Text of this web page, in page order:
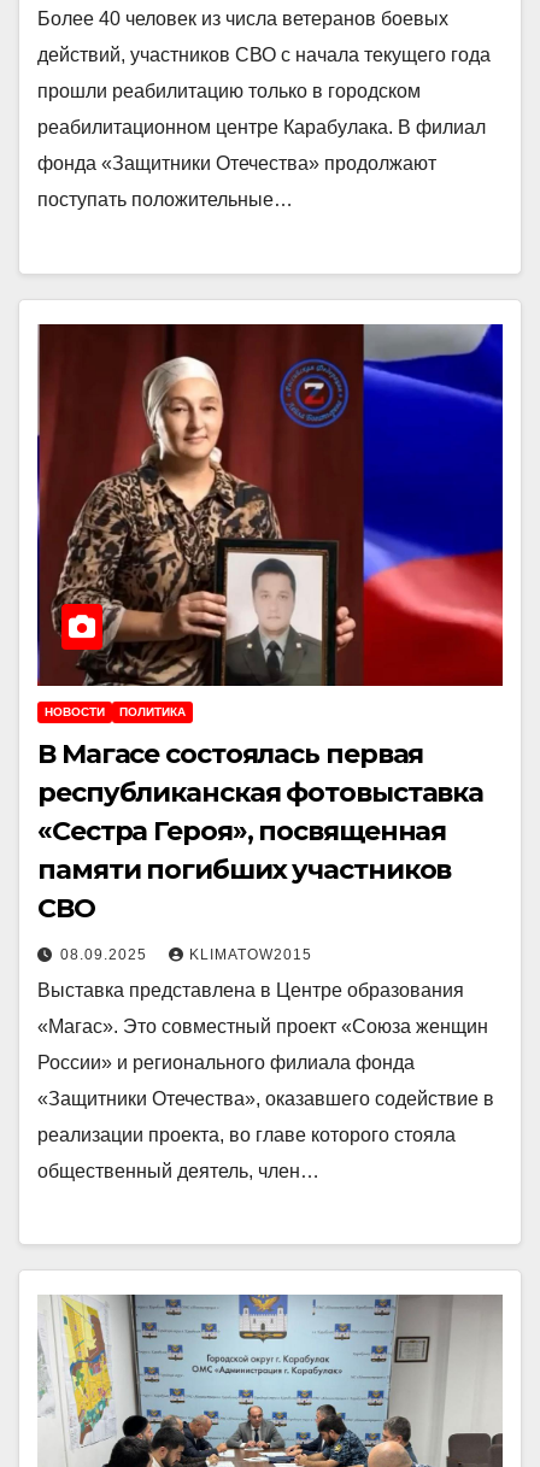
Более 40 человек из числа ветеранов боевых
действий, участников СВО с начала текущего года
прошли реабилитацию только в городском
реабилитационном центре Карабулака. В филиал
фонда «Защитники Отечества» продолжают
поступать положительные…
НОВОСТИ ПОЛИТИКА
В Магасе состоялась первая
республиканская фотовыставка
«Сестра Героя», посвященная
памяти погибших участников
СВО
08.09.2025 KLIMATOW2015
Выставка представлена в Центре образования
«Магас». Это совместный проект «Союза женщин
России» и регионального филиала фонда
«Защитники Отечества», оказавшего содействие в
реализации проекта, во главе которого стояла
общественный деятель, член…